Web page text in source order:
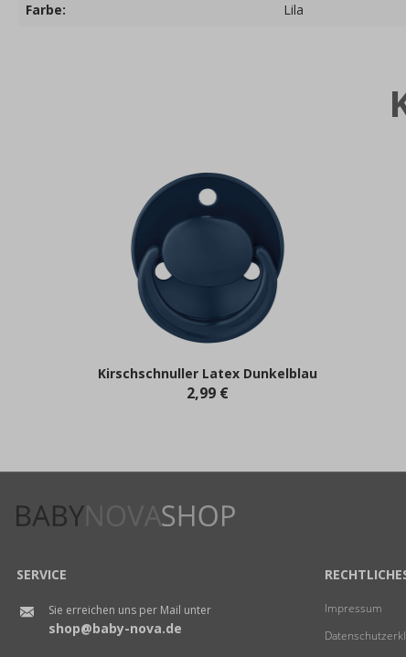
Farbe:
Lila
Kirschschnuller Latex Dunkelblau
2,99 €
SERVICE
Sie erreichen uns per Mail unter
shop@baby-nova.de
Impressum